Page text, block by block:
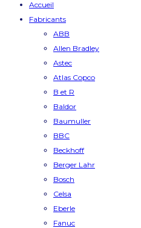
Accueil
Fabricants
ABB
Allen Bradley
Astec
Atlas Copco
B et R
Baldor
Baumuller
BBC
Beckhoff
Berger Lahr
Bosch
Celsa
Eberle
Fanuc